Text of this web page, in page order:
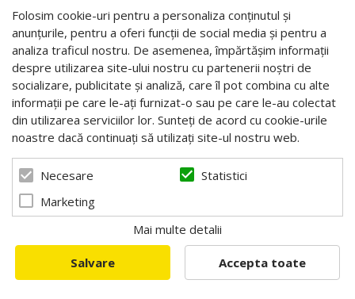
Sigiliu autocolant pentru capac 22 x 142 mm
Cod:BARO10
8,00 RON
Folosim cookie-uri pentru a personaliza conținutul și
anunțurile, pentru a oferi funcții de social media și pentru a
analiza traficul nostru. De asemenea, împărtășim informații
despre utilizarea site-ului nostru cu partenerii noștri de
socializare, publicitate și analiză, care îl pot combina cu alte
informații pe care le-ați furnizat-o sau pe care le-au colectat
din utilizarea serviciilor lor. Sunteți de acord cu cookie-urile
noastre dacă continuați să utilizați site-ul nostru web.
Necesare
Statistici
Marketing
Mai multe detalii
Salvare Accepta toate